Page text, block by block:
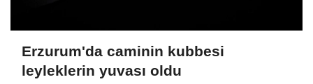
Erzurum'da caminin kubbesi
leyleklerin yuvası oldu